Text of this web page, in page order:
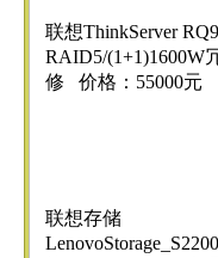
联想ThinkServer
RAID5/(1+1)1600W
修 价格：55000元
联想存储